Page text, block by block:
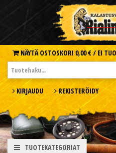
NÄYTÄ OSTOSKORI 0,00 € / EI
KIRJAUDU REKISTERÖIDY
TUOTEKATEGORIAT